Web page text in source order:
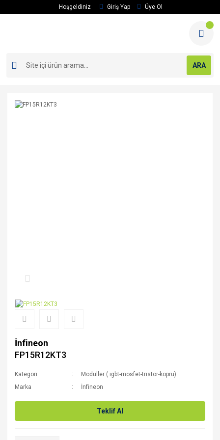
Hoşgeldiniz Giriş Yap Üye Ol
ARA
İnfineon
FP15R12KT3
Kategori
Modüller ( igbt-mosfet-tristör-köprü)
Marka
İnfineon
Teklif Al